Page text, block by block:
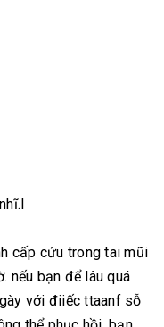
cấp cứu trong tai mũi
nếu bạn để lâu quá
với điiếc ttaanf sỗ